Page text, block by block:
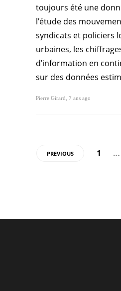
toujours été une
l’étude des
syndicats et policiers
urbaines, les
d’information en
sur des données
Pierre Girard 7 ans ago
PREVIOUS 1 …